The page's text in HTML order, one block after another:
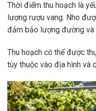
Thời điểm thu hoạch là
lượng rượu vang. Nho
đảm bảo lượng đường và
Thu hoạch có thể được
tùy thuộc vào địa hình và